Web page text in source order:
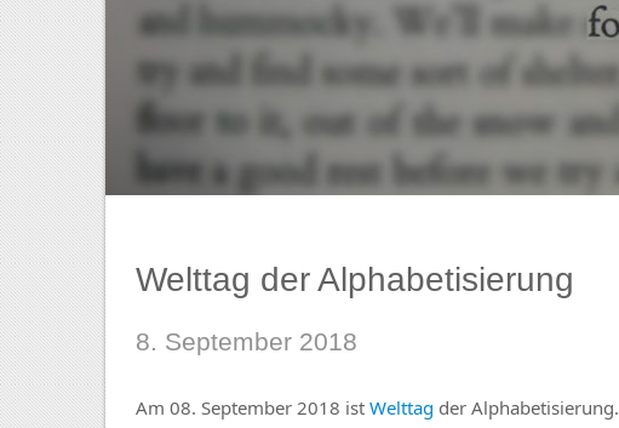
Welttag der Alphabetisierung
8. September 2018
Am 08. September 2018 ist Welttag der Alphabetisierung.